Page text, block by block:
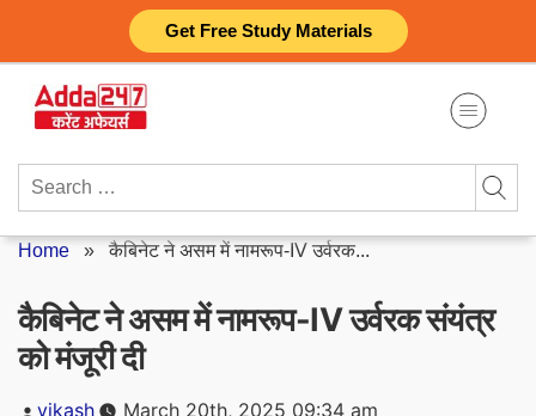
Get Free Study Materials
content
Search
Home »कैबिनेट ने असम में नामरूप-IV उर्वरक...
कैबिनेट ने असम में नामरूप-IV उर्वरक संयंत्र
को मंजूरी दी
Posted
vikash March 20th, 2025 09:34 am